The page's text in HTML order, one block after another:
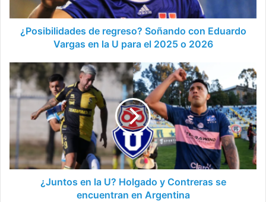
la
2025
o
2026
¿Posibilidades de regreso? Soñando con Eduardo
Vargas en la U para el 2025 o 2026
¿Juntos
en
la
Holgado
Contreras
se
encuentran
¿Juntos en la U? Holgado y Contreras se
encuentran en Argentina